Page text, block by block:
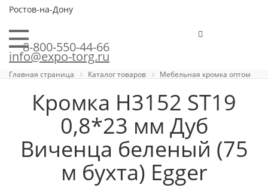
Ростов-на-Дону
8-800-550-44-66
info@expo-torg.ru
Главная страница Каталог товаров Мебельная кромка оптом
Кромка H3152 ST19
0,8*23 мм Дуб
Виченца беленый (75
м бухта) Egger